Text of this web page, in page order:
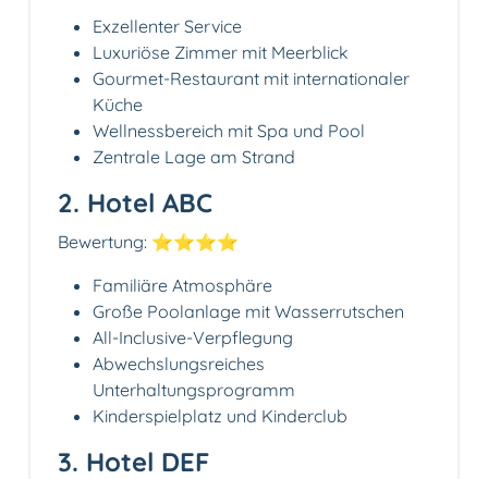
Exzellenter Service
Luxuriöse Zimmer mit Meerblick
Gourmet-Restaurant mit internationaler
Küche
Wellnessbereich mit Spa und Pool
Zentrale Lage am Strand
2. Hotel ABC
Bewertung: ⭐️⭐️⭐️⭐️
Familiäre Atmosphäre
Große Poolanlage mit Wasserrutschen
All-Inclusive-Verpflegung
Abwechslungsreiches
Unterhaltungsprogramm
Kinderspielplatz und Kinderclub
3. Hotel DEF